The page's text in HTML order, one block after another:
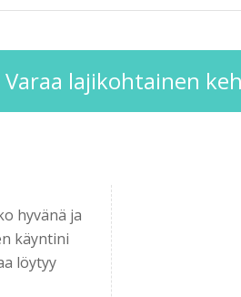
Varaa lajikohtainen
hyvänä ja
käyntini
löytyy